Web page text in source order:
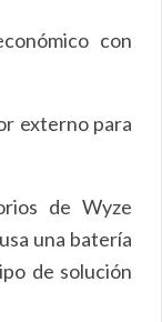
con
externo para
de Wyze
una batería
de solución